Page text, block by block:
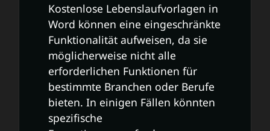
Kostenlose Lebenslaufvorlagen in
Word können eine eingeschränkte
Funktionalität aufweisen, da sie
möglicherweise nicht alle
erforderlichen Funktionen für
bestimmte Branchen oder Berufe
bieten. In einigen Fällen könnten
spezifische